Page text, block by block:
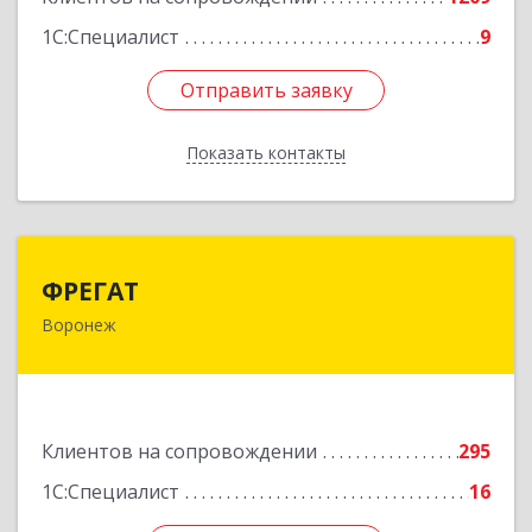
1С:Специалист
9
Отправить заявку
Показать контакты
Отправить заявку
Назад
ФРЕГАТ
Воронеж
Клиентов на сопровождении
295
1С:Специалист
16